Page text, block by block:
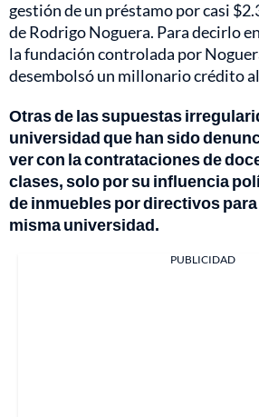
gestión de un préstamo por casi
de Rodrigo Noguera. Para decirlo
la fundación controlada por
desembolsó un millonario crédito
Otras de las supuestas
universidad que han sido
ver con la contrataciones de
clases, solo por su influencia
de inmuebles por directivos
misma universidad.
PUBLICIDAD